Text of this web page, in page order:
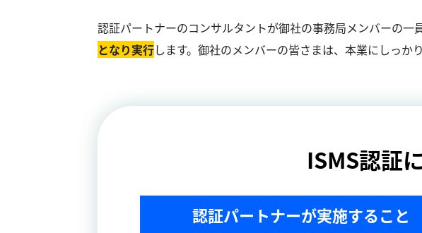
認証パートナーのコンサルタントが御社の事務局メンバーの一員
となり実⾏します。御社のメンバーの皆さまは、本業にしっか
ISMS認証
認証パートナーが実施すること